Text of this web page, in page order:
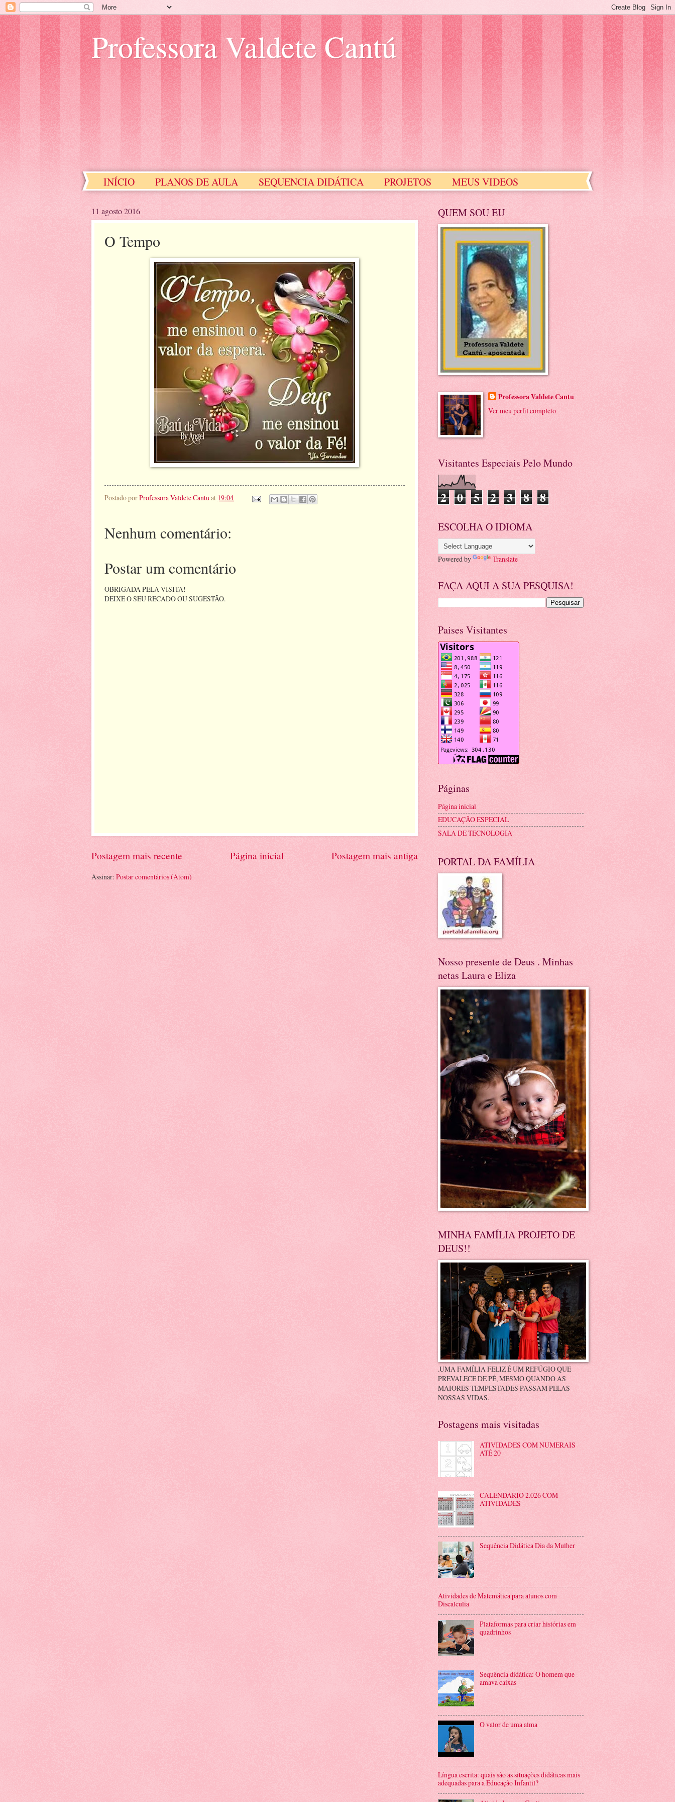
Professora Valdete Cantú
INÍCIO PLANOS DE AULA SEQUENCIA DIDÁTICA PROJETOS
MEUS VIDEOS
11 agosto 2016
O Tempo
Postado porProfessora Valdete Cantuat 19:04
Nenhum comentário:
Postar um comentário
OBRIGADA PELA VISITA!
DEIXE O SEU RECADO OU SUGESTÃO.
Postagem mais recente Postagem mais antiga
Página inicial
Assinar: Postar comentários (Atom)
QUEM SOU EU
Professora Valdete Cantu
Ver meu perfil completo
Visitantes Especiais Pelo Mundo
2 0 5 2 3 8 8
ESCOLHA O IDIOMA
Powered by Translate
FAÇA AQUI A SUA PESQUISA!
Paises Visitantes
Páginas
Página inicial
EDUCAÇÃO ESPECIAL
SALA DE TECNOLOGIA
PORTAL DA FAMÍLIA
Nosso presente de Deus . Minhas
netas Laura e Eliza
MINHA FAMÍLIA PROJETO DE
DEUS!!
.UMA FAMÍLIA FELIZ É UM REFÚGIO QUE
PREVALECE DE PÉ, MESMO QUANDO AS
MAIORES TEMPESTADES PASSAM PELAS
NOSSAS VIDAS.
Postagens mais visitadas
ATIVIDADES COM NUMERAIS
ATÉ 20
CALENDARIO 2.026 COM
ATIVIDADES
Sequência Didática Dia da Mulher
Atividades de Matemática para alunos com
Discalculia
Plataformas para criar histórias em
quadrinhos
Sequência didática: O homem que
amava caixas
O valor de uma alma
Língua escrita: quais são as situações didáticas mais
adequadas para a Educação Infantil?